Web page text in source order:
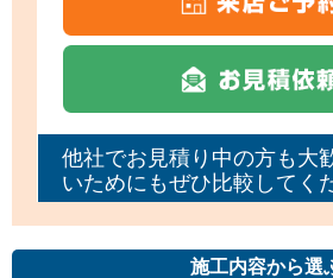
他社でお見積り中の方も大
いためにもぜひ比較してく
施工内容から選